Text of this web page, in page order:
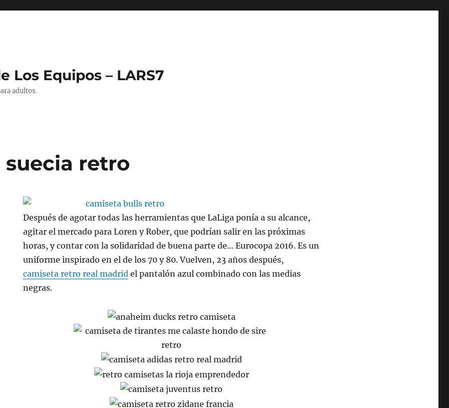
Los Equipos – LARS7
adultos.
retro
Después de agotar todas las herramientas que LaLiga ponía a su alcance,
agitar el mercado para Loren y Rober, que podrían salir en las próximas
horas, y contar con la solidaridad de buena parte de… Eurocopa 2016. Es un
uniforme inspirado en el de los 70 y 80. Vuelven, 23 años después,
camiseta retro real madrid el pantalón azul combinado con las medias
negras.